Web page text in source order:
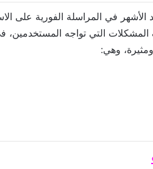
في المراسلة الفورية على
التي تواجه المستخدمين،
وهي: